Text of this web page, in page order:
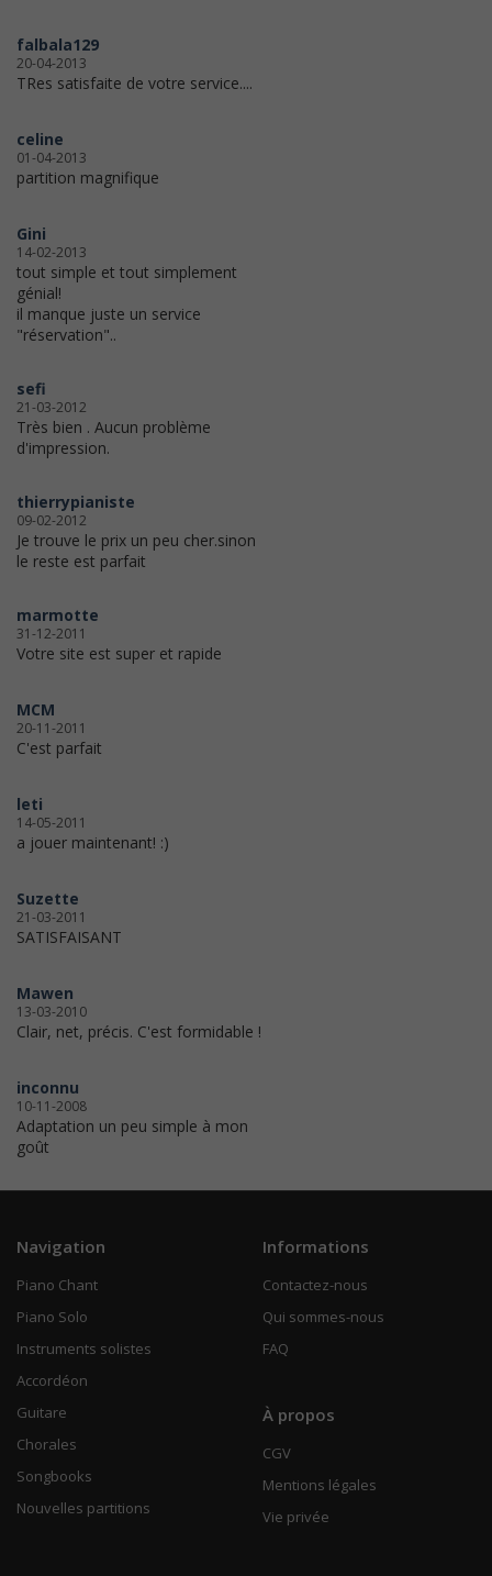
falbala129
20-04-2013
TRes satisfaite de votre service....
celine
01-04-2013
partition magnifique
Gini
14-02-2013
tout simple et tout simplement
génial!
il manque juste un service
"réservation"..
sefi
21-03-2012
Très bien . Aucun problème
d'impression.
thierrypianiste
09-02-2012
Je trouve le prix un peu cher.sinon
le reste est parfait
marmotte
31-12-2011
Votre site est super et rapide
MCM
20-11-2011
C'est parfait
leti
14-05-2011
a jouer maintenant! :)
Suzette
21-03-2011
SATISFAISANT
Mawen
13-03-2010
Clair, net, précis. C'est formidable !
inconnu
10-11-2008
Adaptation un peu simple à mon
goût
Navigation
Piano Chant
Piano Solo
Instruments solistes
Accordéon
Guitare
Chorales
Songbooks
Nouvelles partitions
Informations
Contactez-nous
Qui sommes-nous
FAQ
À propos
CGV
Mentions légales
Vie privée